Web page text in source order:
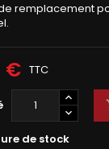
remplacement
€ TTC
de stock